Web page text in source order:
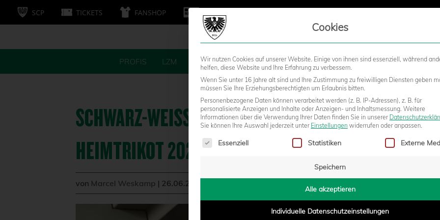
SCP TICKETS FANSHOP
PROFIS LZM FANS STADION BUSINESS KIDS
SCHWARZ-WEISS-GRÜNE TRIKOTLOGIE – UNSER H
EIMTRIKOT 2025/26
von Marcel Weskamp | 26.06.2025 - 11:13
Cookies
Wir nutzen Cookies auf unserer Website. Einige von ihnen sind essenziell, während
helfen, diese Website und Ihre Erfahrung zu verbessern.
Wenn Sie unter 16 Jahre alt sind und Ihre Zustimmung zu freiwilligen Diensten geben
müssen Sie Ihre Erziehungsberechtigten um Erlaubnis bitten.
Personenbezogene Daten können verarbeitet werden (z. B. IP-Adressen), z. B. für
personalisierte Anzeigen und Inhalte oder Anzeigen- und Inhaltsmessung. Weitere
Informationen über die Verwendung Ihrer Daten finden Sie in unserer
Sie können Ihre Auswahl jederzeit unter Einstellungen widerrufen oder anpassen.
Es folgt eine Liste der Service-Gruppen, für die eine Einwilligung erteilt
Essenziell Statistiken Externe
Speichern
Alle akzeptieren
Individuelle Datenschutzeinstellungen